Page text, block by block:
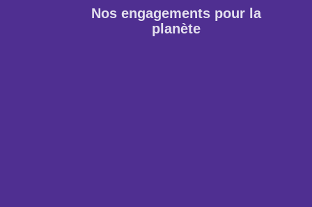
Nos engagements pour la
planète